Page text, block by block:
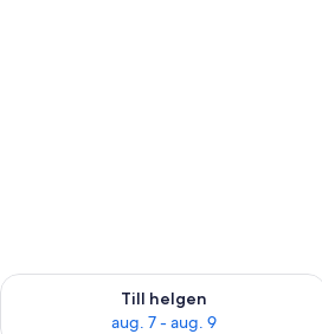
aug. 7 - aug. 8
Till helgen
aug. 7 - aug. 9
Kontrollera tillgängligheten för den